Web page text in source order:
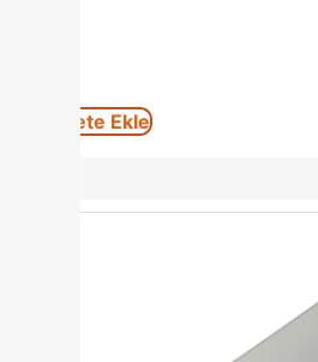
Sepete Ekle